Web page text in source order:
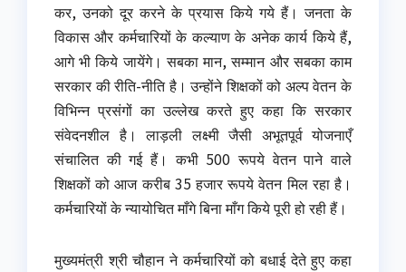
कर, उनको दूर करने के प्रयास किये गये हैं। जनता के
विकास और कर्मचारियों के कल्याण के अनेक कार्य किये हैं,
आगे भी किये जायेंगे। सबका मान, सम्मान और सबका काम
सरकार की रीति-नीति है। उन्होंने शिक्षकों को अल्प वेतन के
विभिन्न प्रसंगों का उल्लेख करते हुए कहा कि सरकार
संवेदनशील है। लाड़ली लक्ष्मी जैसी अभूतपूर्व योजनाएँ
संचालित की गई हैं। कभी 500 रूपये वेतन पाने वाले
शिक्षकों को आज करीब 35 हजार रूपये वेतन मिल रहा है।
कर्मचारियों के न्यायोचित माँगे बिना माँग किये पूरी हो रही हैं।
मुख्यमंत्री श्री चौहान ने कर्मचारियों को बधाई देते हुए कहा